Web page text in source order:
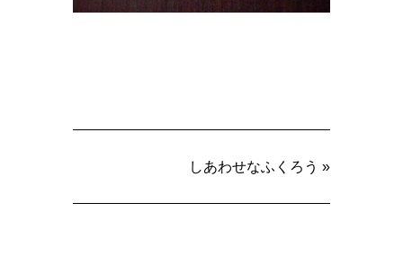
しあわせなふくろう »